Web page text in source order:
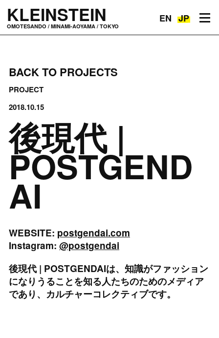
KLEINSTEIN
OMOTESANDO / MINAMI-AOYAMA / TOKYO
Toggle navigation EN JP
BACK TO PROJECTS
PROJECT
2018.10.15
後現代 |
POSTGEND
AI
WEBSITE: postgendai.com
Instagram: @postgendai
後現代 | POSTGENDAIは、知識がファッション
になりうることを知る人たちのためのメディア
であり、カルチャーコレクティブです。